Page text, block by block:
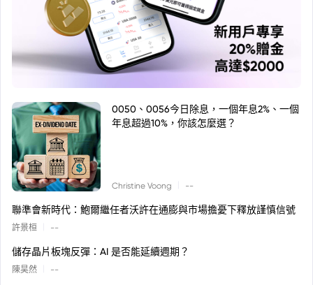
0050、0056今日除息，一個年息2%、一個
年息超過10%，你該怎麼選？
Christine Voong --
聯準會新時代：鮑爾繼任者沃許在通膨與市場擔憂下釋放謹慎信號
許景桓 --
儲存晶片板塊反彈：AI 是否能延續週期？
陳昊然 --